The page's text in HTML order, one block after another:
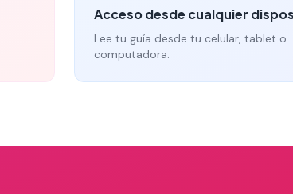
Acceso desde cualquier
Lee tu guía desde tu celular, tablet o
computadora.